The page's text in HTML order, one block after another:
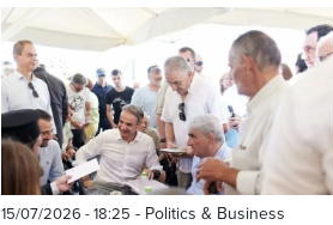
15/07/2026 - 18:25 - Politics & Business